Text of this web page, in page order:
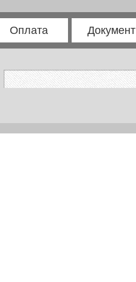
Оплата Документ